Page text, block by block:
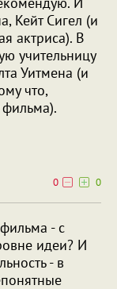
Кейт Сигел (и
актриса). В
учительницу
Уитмена (и
что,
0
0
- с
идеи? И
- в